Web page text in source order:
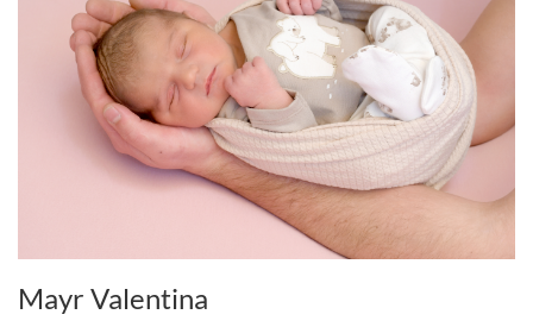
Mayr Valentina